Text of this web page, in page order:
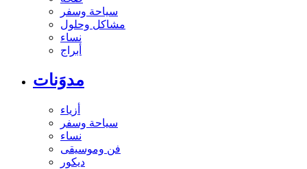
سياحة وسفر
مشاكل وحلول
نساء
أبراج
مدوَنات
أزياء
سياحة وسفر
نساء
فن وموسيقى
ديكور